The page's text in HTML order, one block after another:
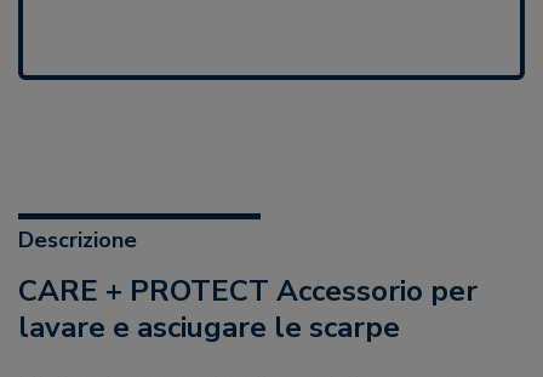
Descrizione
CARE + PROTECT Accessorio per
lavare e asciugare le scarpe